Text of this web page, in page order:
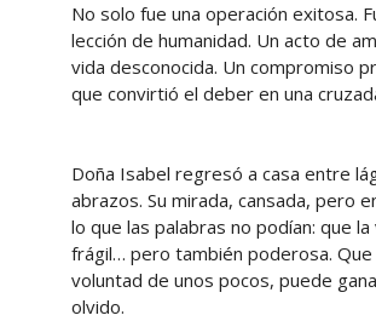
No solo fue una operación exitosa.
lección de humanidad. Un acto de
vida desconocida. Un compromiso
que convirtió el deber en una
Doña Isabel regresó a casa entre
abrazos. Su mirada, cansada, pero
lo que las palabras no podían: que la
frágil… pero también poderosa. Que
voluntad de unos pocos, puede
olvido.